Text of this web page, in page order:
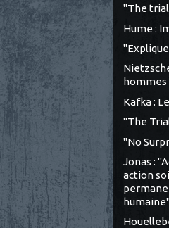
"The
Hume :
hommes
Kafka :
"The
"No
Jonas :
action